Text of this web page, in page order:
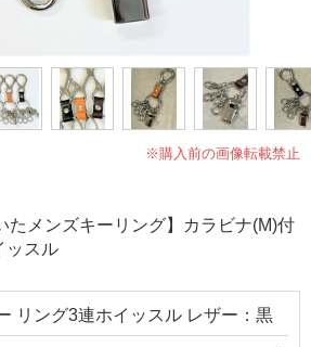
※購入前の画像転載禁止
たメンズキーリング】カラビナ(M)付
ッスル
リング3連ホイッスル レザー：黒